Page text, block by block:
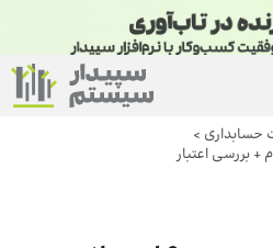
حسابداری >
بررسی اعتبار